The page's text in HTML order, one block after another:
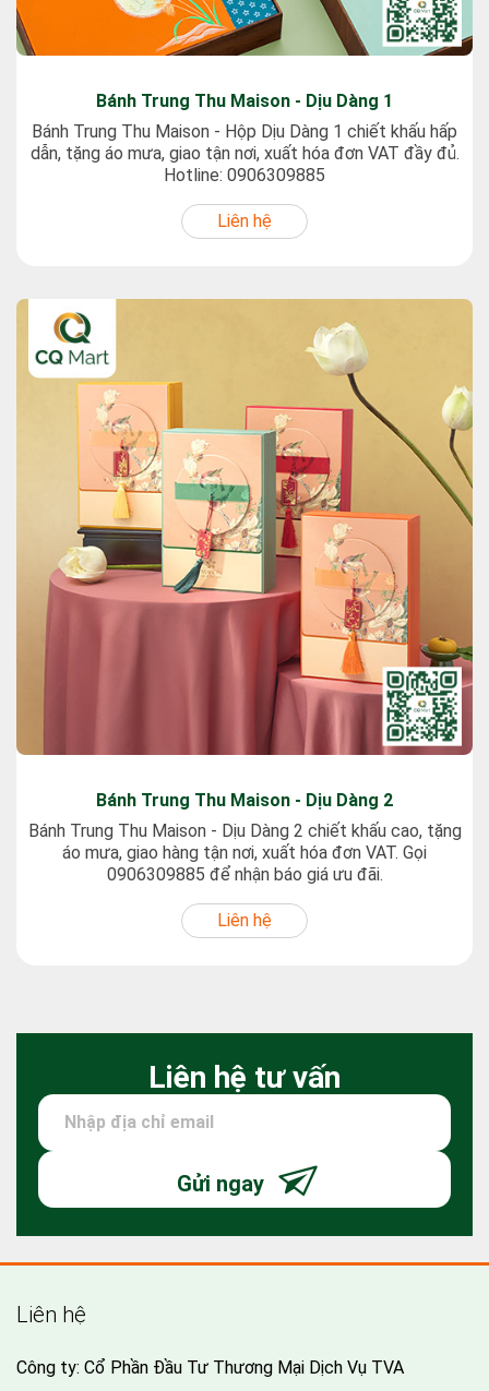
Bánh Trung Thu Maison - Dịu Dàng 2
Bánh Trung Thu Maison - Dịu Dàng 2 chiết khấu cao, tặng
0906309885 để nhận báo giá ưu đãi.
Liên hệ tư vấn
Gửi ngay
Liên hệ
Công ty: Cổ Phần Đầu Tư Thương Mại Dịch Vụ TVA
Địa chỉ: 149 Nguyễn Thị Minh Khai, Phường Bến Thành,
Cửa hàng: (Mở cửa 7h30 - 21h30 các ngày trong tuần)
Điện thoại:0906309885 - 0933138885
Điện thoại bàn:02838374987
kinhdoanh@cqmart.vn
Giấy chứng nhận đăng ký kinh doanh: 0315818543 do Sở Kế
Sản phẩm
Bánh Trung Thu Givral
Bánh Trung Thu Brodard
Bánh Trung Thu Tai Thong
Bánh Trung Thu Yến Sào Khánh Hòa